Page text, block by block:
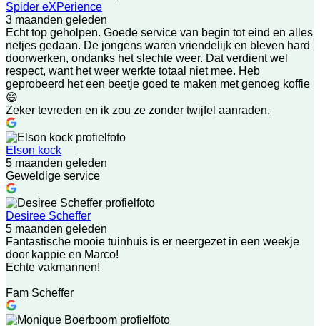
Spider eXPerience
3 maanden geleden
Echt top geholpen. Goede service van begin tot eind en alles
netjes gedaan. De jongens waren vriendelijk en bleven hard
doorwerken, ondanks het slechte weer. Dat verdient wel
respect, want het weer werkte totaal niet mee. Heb
geprobeerd het een beetje goed te maken met genoeg koffie
😄
Zeker tevreden en ik zou ze zonder twijfel aanraden.
Elson kock
5 maanden geleden
Geweldige service
Desiree Scheffer
5 maanden geleden
Fantastische mooie tuinhuis is er neergezet in een weekje
door kappie en Marco!
Echte vakmannen!
Fam Scheffer